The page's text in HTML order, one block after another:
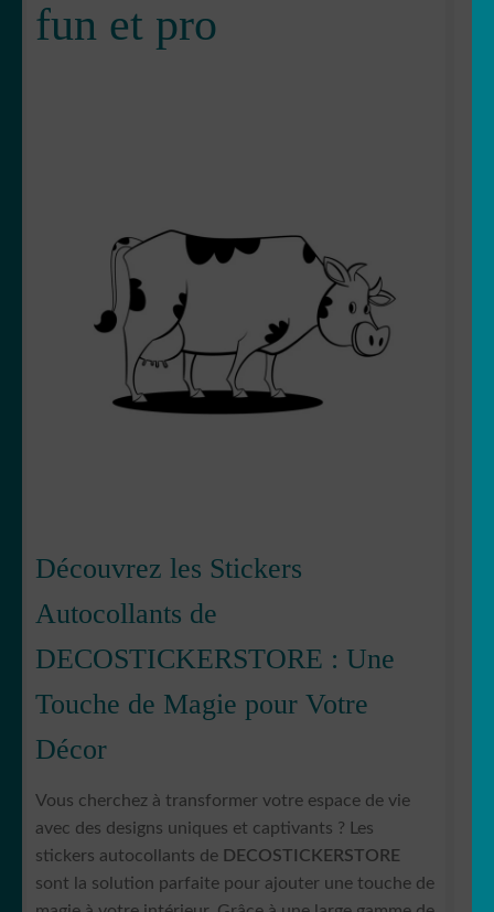
Votre espace
fun et pro
Découvrez les Stickers
Autocollants de
DECOSTICKERSTORE : Une
Touche de Magie pour Votre
Décor
Vous cherchez à transformer votre espace de vie
avec des designs uniques et captivants ? Les
stickers autocollants de DECOSTICKERSTORE
sont la solution parfaite pour ajouter une touche de